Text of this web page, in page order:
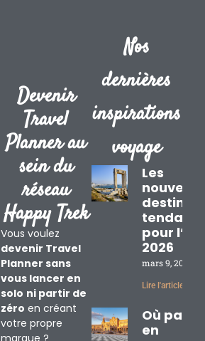
Devenir
Travel
Planner au
sein du
réseau
Happy Trek
Vous voulez
devenir Travel
Planner sans
vous lancer en
solo ni partir de
zéro en créant
votre propre
Nos
dernières
inspirations
voyage
Les
pour
2026
mars 9, 2026
Lire l'article »
Où partir
en